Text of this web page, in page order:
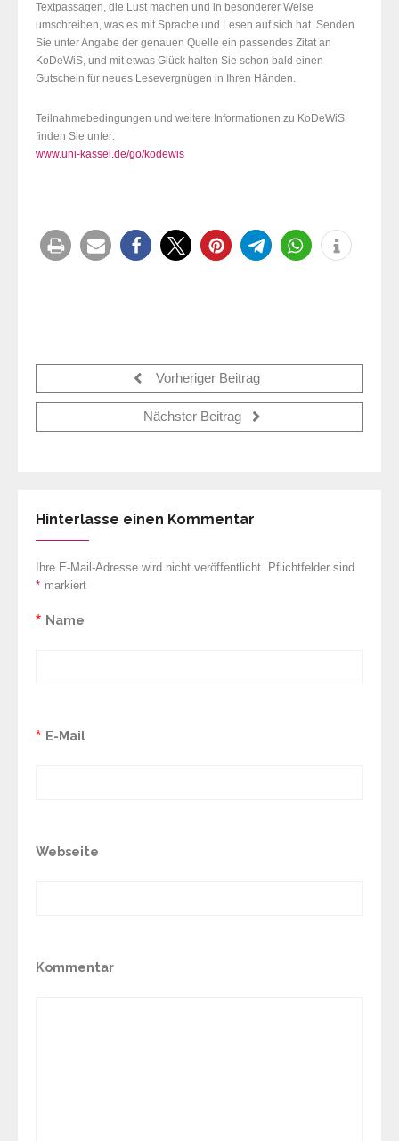
Textpassagen, die Lust machen und in besonderer Weise
umschreiben, was es mit Sprache und Lesen auf sich hat. Senden
Sie unter Angabe der genauen Quelle ein passendes Zitat an
KoDeWiS, und mit etwas Glück halten Sie schon bald einen
Gutschein für neues Lesevergnügen in Ihren Händen.
Teilnahmebedingungen und weitere Informationen zu KoDeWiS
finden Sie unter:
www.uni-kassel.de/go/kodewis
Vorheriger Beitrag
Nächster Beitrag
Hinterlasse einen Kommentar
Ihre E-Mail-Adresse wird nicht veröffentlicht. Pflichtfelder sind
markiert
*
Name
*
E-Mail
*
Webseite
Kommentar